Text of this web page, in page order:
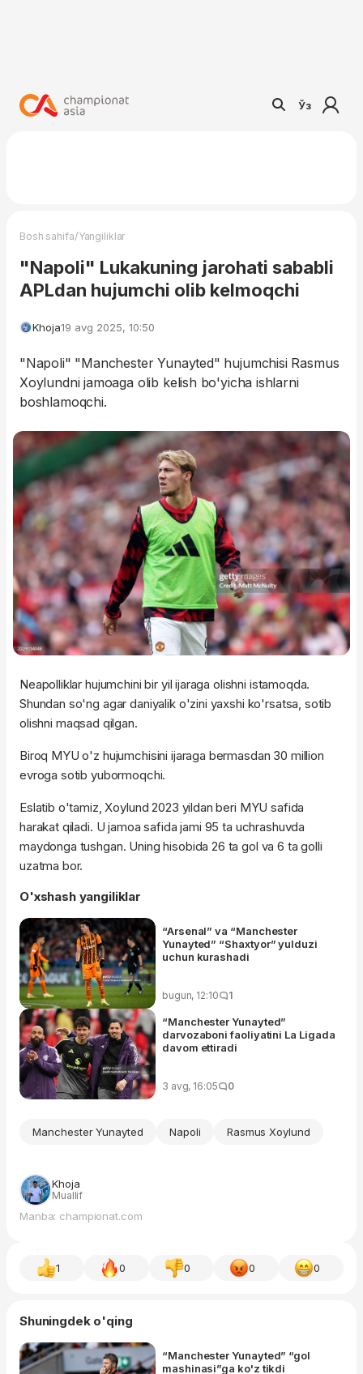
Ўз
Bosh sahifa/Yangiliklar
"Napoli" Lukakuning jarohati sababli
APLdan hujumchi olib kelmoqchi
Khoja19 avg 2025, 10:50
"Napoli" "Manchester Yunayted" hujumchisi Rasmus
Xoylundni jamoaga olib kelish bo'yicha ishlarni
boshlamoqchi.
Neapolliklar hujumchini bir yil ijaraga olishni istamoqda.
Shundan so'ng agar daniyalik o'zini yaxshi ko'rsatsa, sotib
olishni maqsad qilgan.
Biroq MYU o'z hujumchisini ijaraga bermasdan 30 million
evroga sotib yubormoqchi.
Eslatib o'tamiz, Xoylund 2023 yildan beri MYU safida
harakat qiladi. U jamoa safida jami 95 ta uchrashuvda
maydonga tushgan. Uning hisobida 26 ta gol va 6 ta golli
uzatma bor.
O'xshash yangiliklar
“Arsenal” va “Manchester
Yunayted” “Shaxtyor” yulduzi
uchun kurashadi
bugun, 12:10 1
“Manchester Yunayted”
darvozaboni faoliyatini La Ligada
davom ettiradi
3 avg, 16:05 0
Manchester Yunayted Napoli Rasmus Xoylund
Khoja
Muallif
Manba: championat.com
1 0 0 0 0
Shuningdek o'qing
“Manchester Yunayted” “gol
mashinasi”ga ko'z tikdi